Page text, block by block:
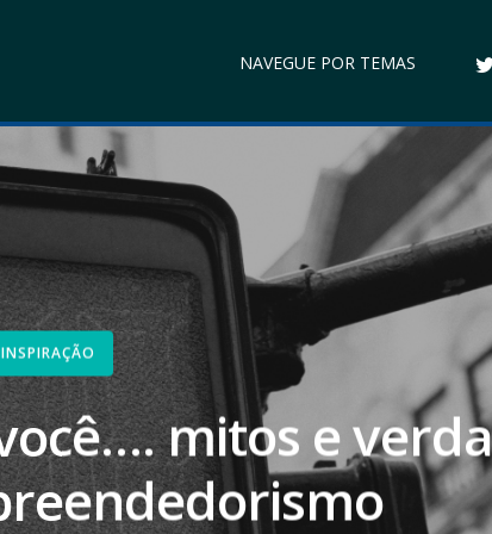
NAVEGUE POR TEMAS
INSPIRAÇÃO
mitos e